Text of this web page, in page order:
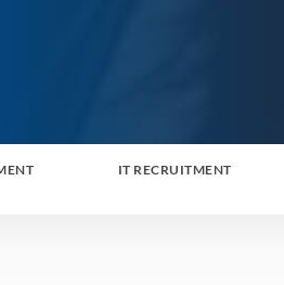
IT RECRUITMENT